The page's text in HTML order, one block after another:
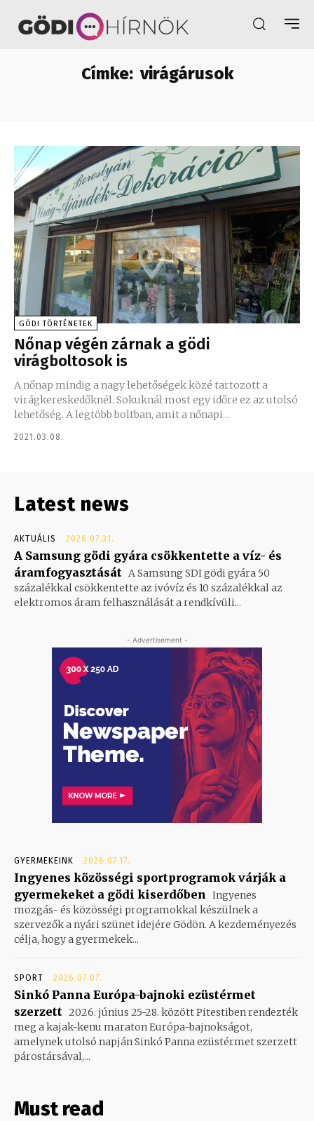
Címke: virágárusok
GÖDI TÖRTÉNETEK
Nőnap végén zárnak a gödi
virágboltosok is
A nőnap mindig a nagy lehetőségek közé tartozott a
virágkereskedőknél. Sokuknál most egy időre ez az utolsó
lehetőség. A legtöbb boltban, amit a nőnapi...
2021.03.08.
Latest news
AKTUÁLIS 2026.07.31.
A Samsung gödi gyára csökkentette a víz- és
áramfogyasztását A Samsung SDI gödi gyára 50
százalékkal csökkentette az ivóvíz és 10 százalékkal az
elektromos áram felhasználását a rendkívüli...
- Advertisement -
GYERMEKEINK 2026.07.17.
Ingyenes közösségi sportprogramok várják a
gyermekeket a gödi kiserdőben
Ingyenes
mozgás- és közösségi programokkal készülnek a
szervezők a nyári szünet idejére Gödön. A kezdeményezés
célja, hogy a gyermekek...
SPORT 2026.07.07.
Sinkó Panna Európa-bajnoki ezüstérmet
szerzett 2026. június 25-28. között Pitestiben rendezték
meg a kajak-kenu maraton Európa-bajnokságot,
amelynek utolsó napján Sinkó Panna ezüstérmet szerzett
párostársával,...
Must read